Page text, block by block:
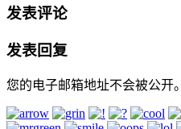
发表评论
发表回复
您的电子邮箱地址不会被公开。